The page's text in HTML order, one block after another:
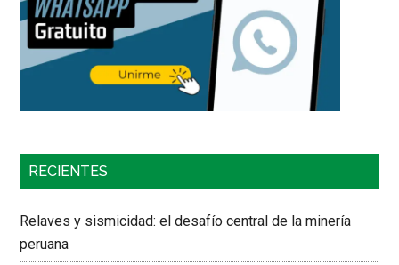
RECIENTES
Relaves y sismicidad: el desafío central de la minería
peruana